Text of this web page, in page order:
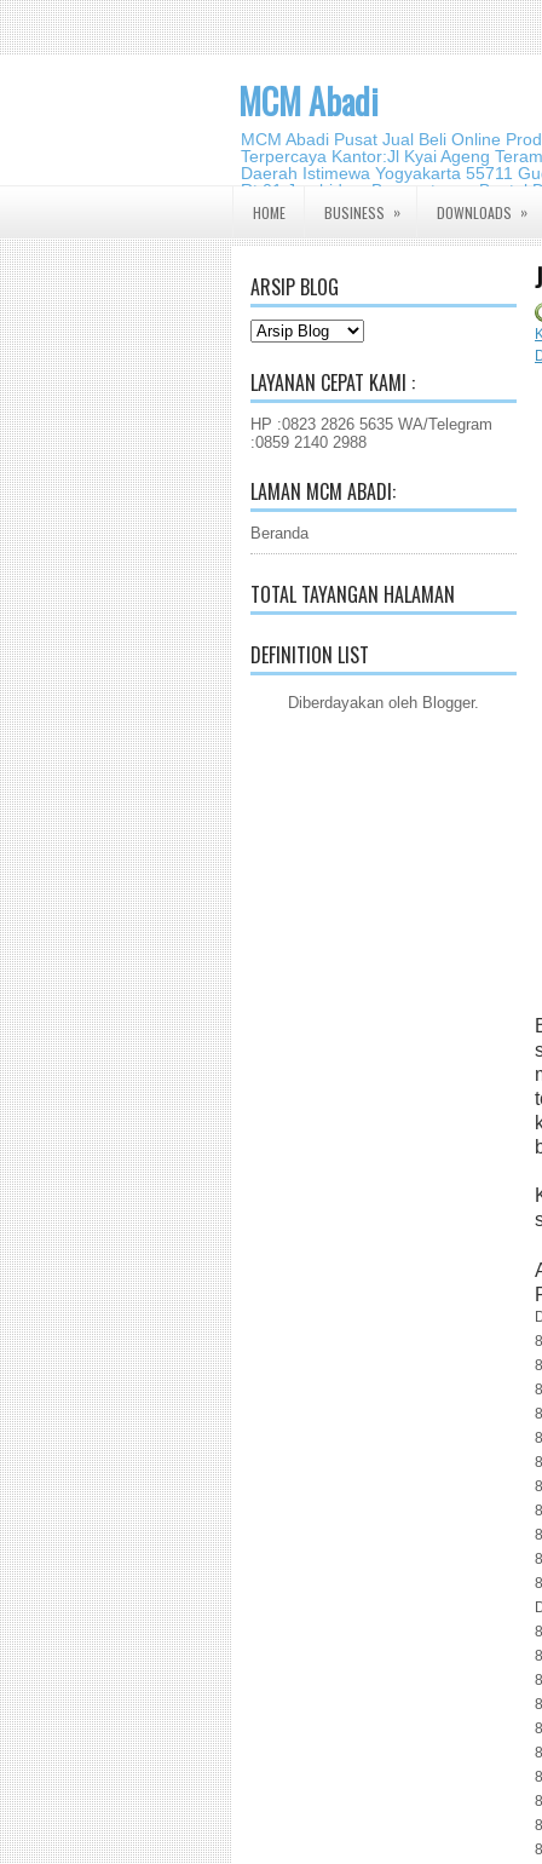
MCM Abadi
MCM Abadi Pusat Jual Beli Online
Terpercaya Kantor:Jl Kyai Ageng
Daerah Istimewa Yogyakarta 55711
Rt.01,Jambidan,
2140 2988
HOME BUSINESS » DOWNLOADS »
ARSIP BLOG
LAYANAN CEPAT KAMI :
HP :0823 2826 5635 WA/Telegram
:0859 2140 2988
LAMAN MCM ABADI:
Beranda
TOTAL TAYANGAN HALAMAN
DEFINITION LIST
Diberdayakan oleh Blogger.